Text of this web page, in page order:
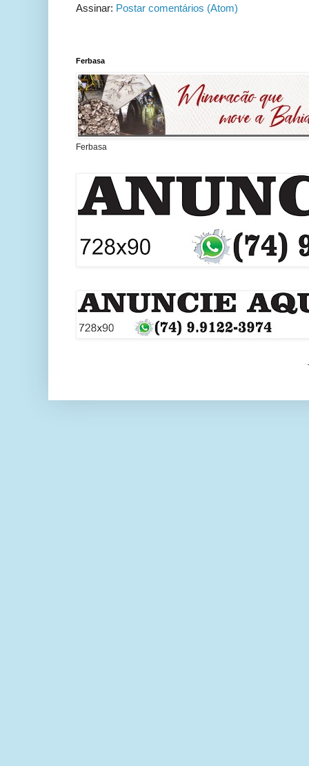
Assinar: Postar comentários (Atom)
Ferbasa
Ferbasa